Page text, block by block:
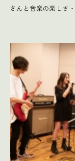
さんと音楽の楽しさ